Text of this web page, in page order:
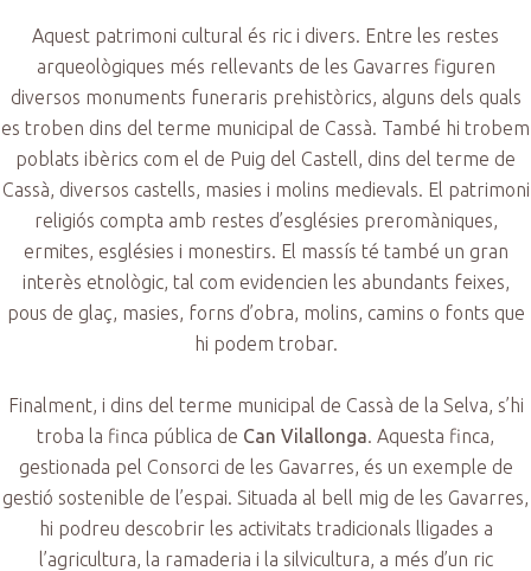
Aquest patrimoni cultural és ric i divers. Entre les restes
arqueològiques més rellevants de les Gavarres figuren
diversos monuments funeraris prehistòrics, alguns dels quals
es troben dins del terme municipal de Cassà. També hi trobem
poblats ibèrics com el de Puig del Castell, dins del terme de
Cassà, diversos castells, masies i molins medievals. El patrimoni
religiós compta amb restes d’esglésies preromàniques,
ermites, esglésies i monestirs. El massís té també un gran
interès etnològic, tal com evidencien les abundants feixes,
pous de glaç, masies, forns d’obra, molins, camins o fonts que
hi podem trobar.
Finalment, i dins del terme municipal de Cassà de la Selva, s’hi
troba la finca pública de Can Vilallonga . Aquesta finca,
gestionada pel Consorci de les Gavarres, és un exemple de
gestió sostenible de l’espai. Situada al bell mig de les Gavarres,
hi podreu descobrir les activitats tradicionals lligades a
l’agricultura, la ramaderia i la silvicultura, a més d’un ric